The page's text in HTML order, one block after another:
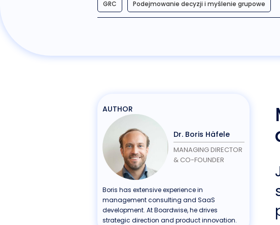
GRC Podejmowanie decyzji i myślenie grupowe
AUTHOR
Dr. Boris Häfele
MANAGING DIRECTOR
& CO-FOUNDER
Boris has extensive experience in
management consulting and SaaS
development. At Boardwise, he drives
strategic direction and product innovation.